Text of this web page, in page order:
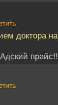
доктора